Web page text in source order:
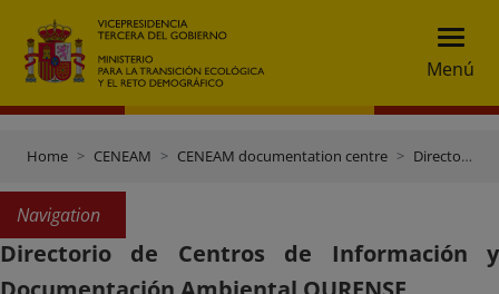
Menú
Home CENEAM CENEAM documentation centre Directory of documentation centres
Navigation
Directorio de Centros de Información y